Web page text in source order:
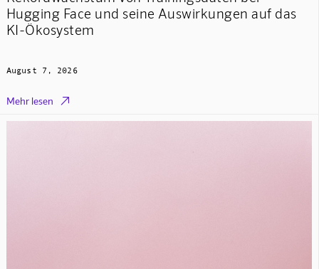
Hugging Face und seine Auswirkungen auf das
KI-Ökosystem
August 7, 2026
Mehr lesen 